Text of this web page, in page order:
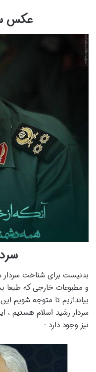
عکس
بدنیست برای شناخت
و مطبوعات خارجی که طبعا
بیاندازیم تا متوجه شویم
سردار رشید اسلام هستیم ،
نیز وجود دارد :